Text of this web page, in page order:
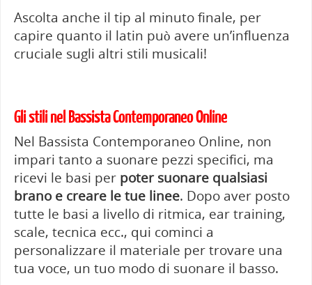
Ascolta anche il tip al minuto finale, per
capire quanto il latin può avere un’influenza
cruciale sugli altri stili musicali!
Gli stili nel Bassista Contemporaneo Online
Nel Bassista Contemporaneo Online, non
impari tanto a suonare pezzi specifici, ma
ricevi le basi per poter suonare qualsiasi
brano e creare le tue linee. Dopo aver posto
tutte le basi a livello di ritmica, ear training,
scale, tecnica ecc., qui cominci a
personalizzare il materiale per trovare una
tua voce, un tuo modo di suonare il basso.